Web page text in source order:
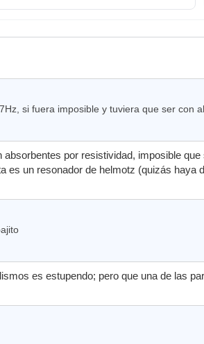
si fuera imposible y tuviera que ser con
por resistividad, imposible
es un resonador de helmotz (quizás haya
es estupendo; pero que una de las